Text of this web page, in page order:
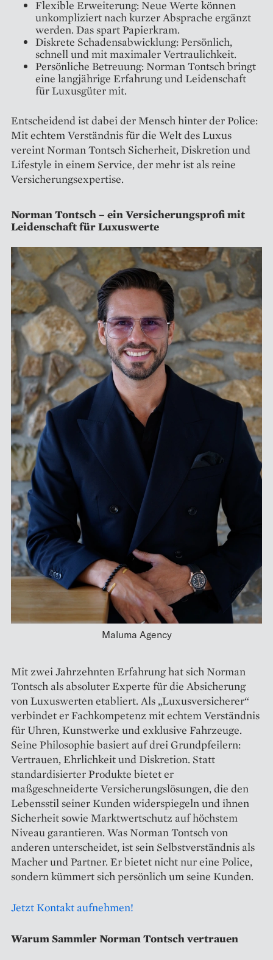
Flexible Erweiterung: Neue Werte können
unkompliziert nach kurzer Absprache ergänzt
werden. Das spart Papierkram.
Diskrete Schadensabwicklung: Persönlich,
schnell und mit maximaler Vertraulichkeit.
Persönliche Betreuung: Norman Tontsch bringt
eine langjährige Erfahrung und Leidenschaft
für Luxusgüter mit.
Entscheidend ist dabei der Mensch hinter der Police:
Mit echtem Verständnis für die Welt des Luxus
vereint Norman Tontsch Sicherheit, Diskretion und
Lifestyle in einem Service, der mehr ist als reine
Versicherungsexpertise.
Norman Tontsch – ein Versicherungsprofi mit
Leidenschaft für Luxuswerte
Maluma Agency
Mit zwei Jahrzehnten Erfahrung hat sich Norman
Tontsch als absoluter Experte für die Absicherung
von Luxuswerten etabliert. Als „Luxusversicherer“
verbindet er Fachkompetenz mit echtem Verständnis
für Uhren, Kunstwerke und exklusive Fahrzeuge.
Seine Philosophie basiert auf drei Grundpfeilern:
Vertrauen, Ehrlichkeit und Diskretion. Statt
standardisierter Produkte bietet er
maßgeschneiderte Versicherungslösungen, die den
Lebensstil seiner Kunden widerspiegeln und ihnen
Sicherheit sowie Marktwertschutz auf höchstem
Niveau garantieren. Was Norman Tontsch von
anderen unterscheidet, ist sein Selbstverständnis als
Macher und Partner. Er bietet nicht nur eine Police,
sondern kümmert sich persönlich um seine Kunden.
Jetzt Kontakt aufnehmen!
Warum Sammler Norman Tontsch vertrauen